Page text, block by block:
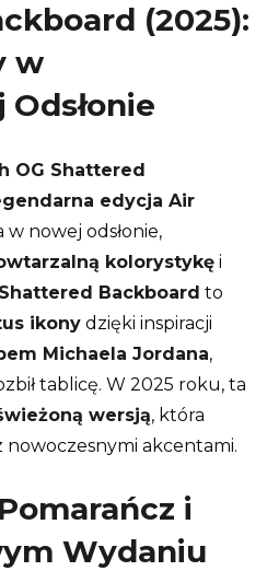
(2025):
w
OG Shattered
edycja Air
w nowej odsłonie,
kolorystykę i
Shattered Backboard to
ikony dzięki inspiracji
Michaela Jordana,
tablicę. W 2025 roku, ta
wersją, która
nowoczesnymi akcentami.
i
Wydaniu